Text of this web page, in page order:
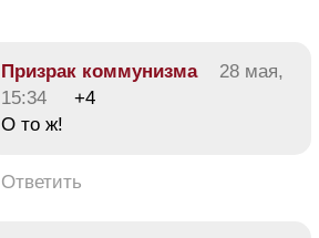
Призрак коммунизма
28 мая,
15:34
+4
О то ж!
Ответить